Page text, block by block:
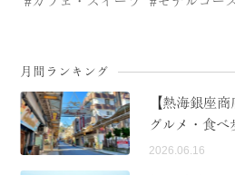
月間ランキング
【熱海銀座
グルメ・食
2026.06.16